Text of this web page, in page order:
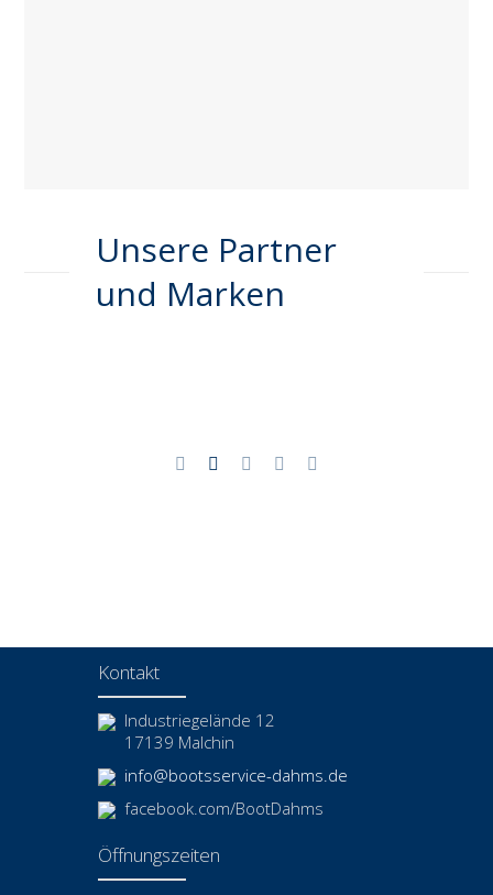
Unsere Partner
und Marken
Kontakt
Industriegelände 12
17139 Malchin
info@bootsservice-dahms.de
facebook.com/BootDahms
Öffnungszeiten